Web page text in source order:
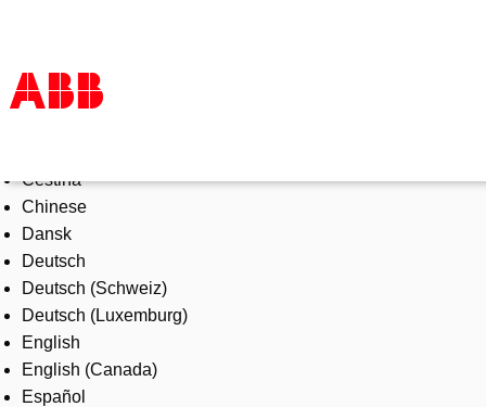
Products & Solutions
Industries
Services
About us
Where to buy
Contact us
Careers
Čeština
Chinese
Dansk
Deutsch
Deutsch (Schweiz)
Deutsch (Luxemburg)
English
English (Canada)
Español